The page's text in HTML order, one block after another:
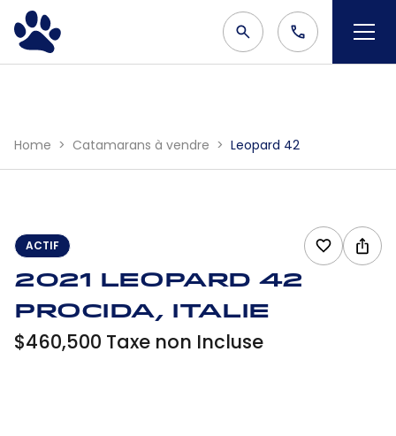
Home Catamarans à vendre Leopard 42
ACTIF
2021 Leopard 42
Procida, Italie
$460,500 Taxe non Incluse